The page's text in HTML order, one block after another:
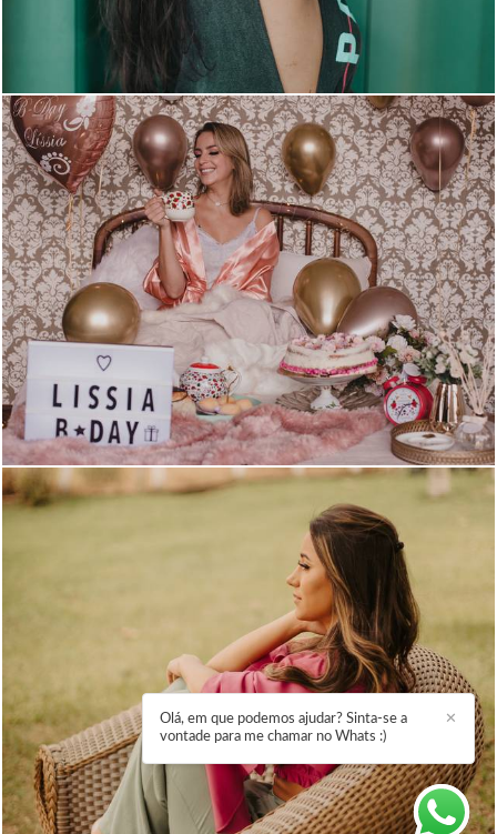
1190 0
855 0 ✕
Olá, em que podemos ajudar? Sinta-se a
vontade para me chamar no Whats :)